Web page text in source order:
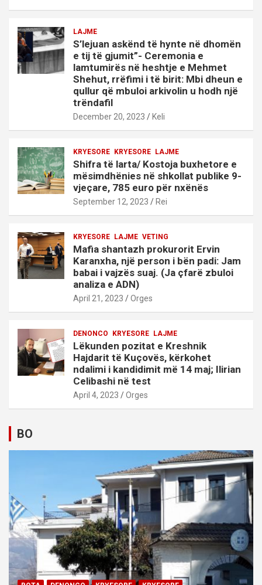
LAJME
S’lejuan askënd të hynte në dhomën
e tij të gjumit”- Ceremonia e
lamtumirës në heshtje e Mehmet
Shehut, rrëfimi i të birit: Mbi dheun e
qullur që mbuloi arkivolin u hodh një
trëndafil
December 20, 2023 Keli
KRYESORE KRYESORE LAJME
Shifra të larta/ Kostoja buxhetore e
mësimdhënies në shkollat publike 9-
vjeçare, 785 euro për nxënës
September 12, 2023 Rei
KRYESORE LAJME VETING
Mafia shantazh prokurorit Ervin
Karanxha, një person i bën padi: Jam
babai i vajzës suaj. (Ja çfarë zbuloi
analiza e ADN)
April 21, 2023 Orges
DENONCO KRYESORE LAJME
Lëkunden pozitat e Kreshnik
Hajdarit të Kuçovës, kërkohet
ndalimi i kandidimit më 14 maj; Ilirian
Celibashi në test
April 4, 2023 Orges
BO